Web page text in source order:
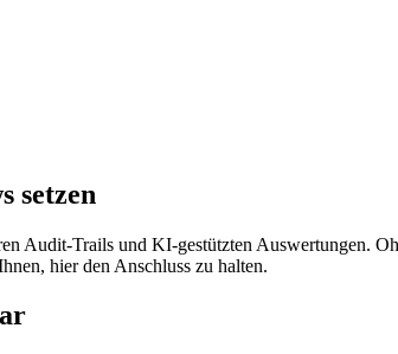
setzen
Audit-Trails und KI-gestützten Auswertungen.
hier den Anschluss zu halten.